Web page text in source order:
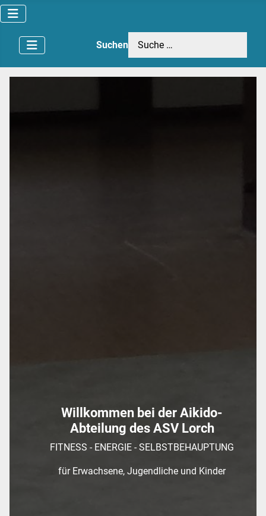
Suchen
Willkommen bei der Aikido-
Abteilung des ASV Lorch
FITNESS - ENERGIE - SELBSTBEHAUPTUNG
für Erwachsene, Jugendliche und Kinder